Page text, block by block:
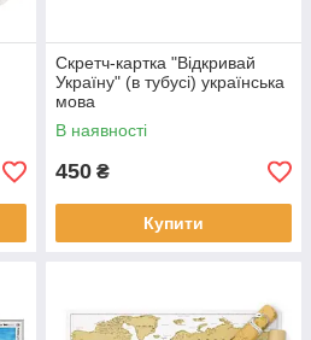
Скретч-картка "Відкривай
Україну" (в тубусі) українська
мова
В наявності
450 ₴
Купити